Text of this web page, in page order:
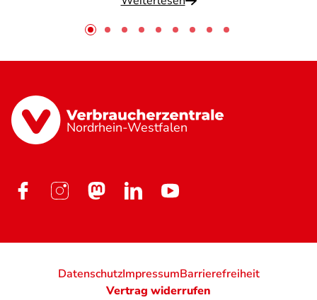
Nordrhein-Westfalen
DatenschutzImpressumBarrierefreiheit
Vertrag widerrufen